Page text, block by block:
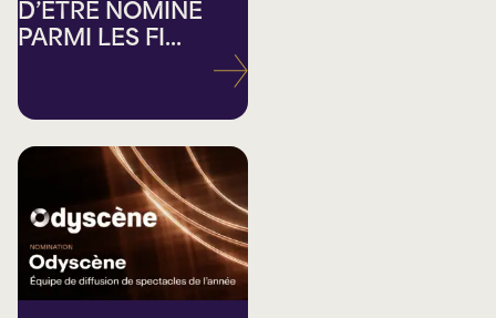
D’ÊTRE NOMINÉ
PARMI LES FI...